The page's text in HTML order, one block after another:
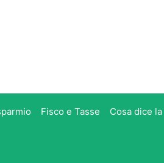
Fisco e Tasse Cosa dice